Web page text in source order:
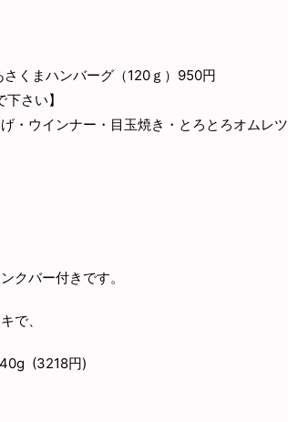
くまハンバーグ（120ｇ）950円
さい】
・ウインナー・目玉焼き・とろとろオムレツ
クバー付きです。
で、
(3218円)